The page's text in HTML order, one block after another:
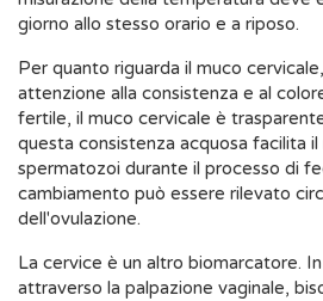
giorno allo stesso orario e a riposo.
Per quanto riguarda il muco
attenzione alla consistenza e al
fertile, il muco cervicale è
questa consistenza acquosa facilita
spermatozoi durante il processo di
cambiamento può essere rilevato
dell'ovulazione.
La cervice è un altro biomarcatore.
attraverso la palpazione vaginale,